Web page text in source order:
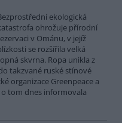
ekologická
ohrožuje přírodní
v Ománu, v jejíž
se rozšířila velká
skvrna. Ropa unikla z
takzvané ruské stínové
organizace Greenpeace a
o tom dnes informovala